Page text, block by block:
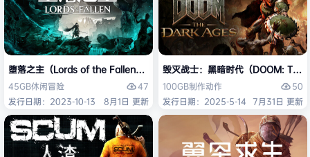
堕落之主（Lords of the Fallen）免安装中文版
45GB休闲冒险
47
发行日期：2023-10-13
8月1日 更新
毁灭战士：黑暗时代（DOOM: The
100GB制作动作
50
发行日期：2025-5-14 7月31日 更新